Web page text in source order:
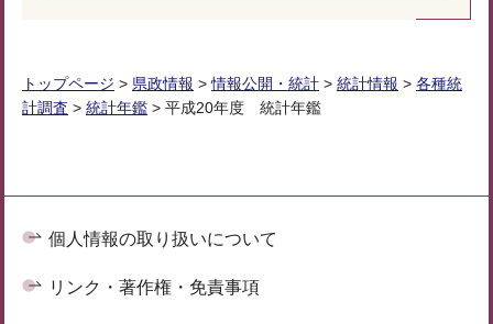
トップページ > 県政情報 >情報公開・統計 > 統計情報 > 各種統
計調査 > 統計年鑑 > 平成20年度 統計年鑑
個人情報の取り扱いについて
リンク・著作権・免責事項